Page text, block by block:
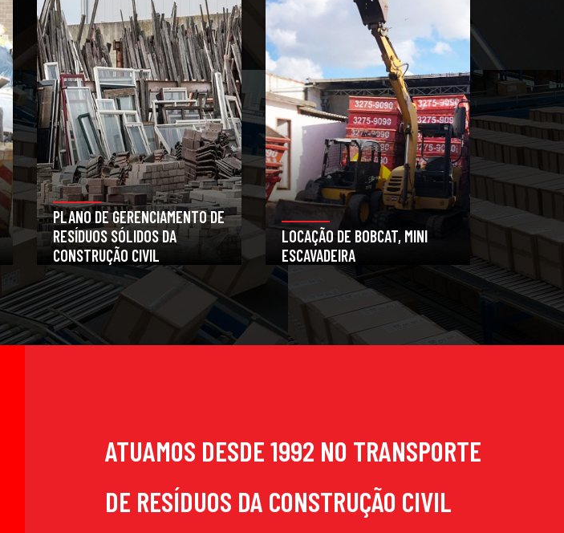
PLANO DE GERENCIAMENTO DE
RESÍDUOS SÓLIDOS DA
CONSTRUÇÃO CIVIL
LOCAÇÃO DE BOBCAT, MINI
ESCAVADEIRA
ATUAMOS DESDE 1992 NO TRANSPORTE
DE RESÍDUOS DA CONSTRUÇÃO CIVIL